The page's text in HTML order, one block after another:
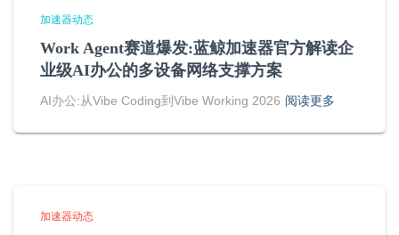
加速器动态
Work Agent赛道爆发:蓝鲸加速器官方解读企
业级AI办公的多设备网络支撑方案
AI办公:从Vibe Coding到Vibe Working 2026 阅读更多
加速器动态